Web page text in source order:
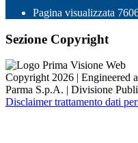
Pagina visualizzata
Sezione Copyright
Copyright 2026 | Engineered
Parma S.p.A. | Divisione
Disclaimer trattamento dati